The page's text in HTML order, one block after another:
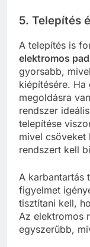
5. Telepítés
A telepítés is
elektromos
gyorsabb,
kiépítésére.
megoldásra
rendszer
telepítése
mivel csöveket
rendszert kell
A karbantartás
figyelmet
tisztítani kell,
Az elektromos
egyszerűbb,